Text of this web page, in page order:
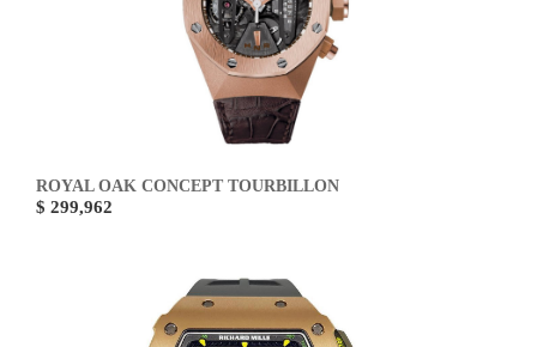
ROYAL OAK CONCEPT TOURBILLON
$ 299,962